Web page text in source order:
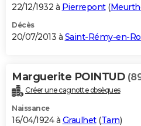
22/12/1932 à Pierrepont(
Décès
20/07/2013 à Saint-Rémy-en-
Marguerite POINTUD
Créer une cagnotte obsèques
Naissance
16/04/1924 à Graulhet(Tarn)